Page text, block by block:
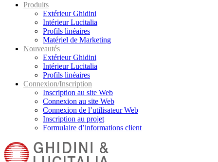
Produits
Extérieur Ghidini
Intérieur Lucitalia
Profils linéaires
Matériel de Marketing
Nouveautés
Extérieur Ghidini
Intérieur Lucitalia
Profils linéaires
Connexion/Inscription
Inscription au site Web
Connexion au site Web
Connexion de l’utilisateur Web
Inscription au projet
Formulaire d’informations client